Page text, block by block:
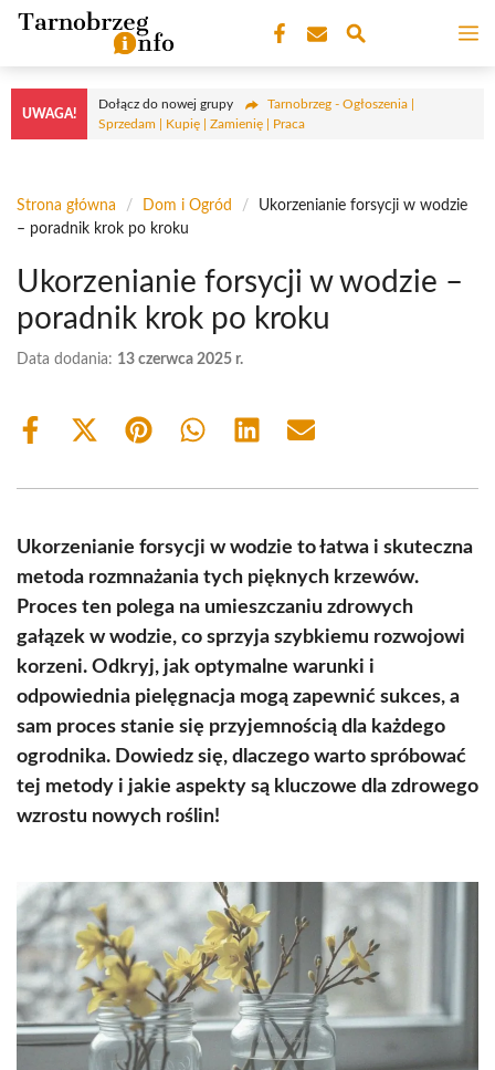
Przejdź
treści
UWAGA!
Dołącz do nowej grupy
Tarnobrzeg - Ogłoszenia |
Sprzedam | Kupię | Zamienię | Praca
Strona główna / Dom i Ogród /
Ukorzenianie forsycji w wodzie
– poradnik krok po kroku
Ukorzenianie forsycji w wodzie –
poradnik krok po kroku
Data dodania: 13 czerwca 2025 r.
Share
Share
(Twitter)
Share Share Share Share
Ukorzenianie forsycji w wodzie to łatwa i skuteczna
metoda rozmnażania tych pięknych krzewów.
Proces ten polega na umieszczaniu zdrowych
gałązek w wodzie, co sprzyja szybkiemu rozwojowi
korzeni. Odkryj, jak optymalne warunki i
odpowiednia pielęgnacja mogą zapewnić sukces, a
sam proces stanie się przyjemnością dla każdego
ogrodnika. Dowiedz się, dlaczego warto spróbować
tej metody i jakie aspekty są kluczowe dla zdrowego
wzrostu nowych roślin!